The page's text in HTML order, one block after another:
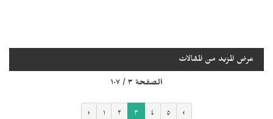
عرض المزيد من المقالات
الصفحة ٣ / ١٠٧
‹ ١ ٢ ٣ ٤ ٥ ›